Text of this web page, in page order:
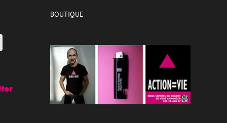
BOUTIQUE